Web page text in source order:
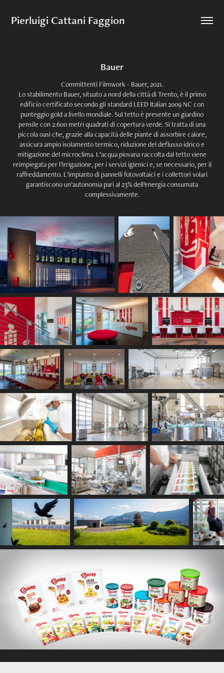
Pierluigi Cattani Faggion
Bauer
Committenti Filmwork - Bauer, 2021.
Lo stabilimento Bauer, situato a nord della città di Trento, è il primo
edificio certificato secondo gli standard LEED Italian 2009 NC con
punteggio gold a livello mondiale. Sul tetto è presente un giardino
pensile con 2.600 metri quadrati di copertura verde. Si tratta di una
piccola oasi che, grazie alla capacità delle piante di assorbire calore,
assicura ampio isolamento termico, riduzione del deflusso idrico e
mitigazione del microclima. L’acqua piovana raccolta dal tetto viene
reimpiegata per l’irrigazione, per i servizi igienici e, se necessario, per il
raffreddamento. L’impianto di pannelli fotovoltaici e i collettori solari
garantiscono un’autonomia pari al 23% dell’energia consumata
complessivamente.